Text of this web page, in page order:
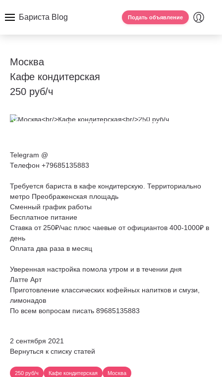
Бариста Blog Подать объявление
Москва
Кафе кондитерская
250 руб/ч
Telegram @
Телефон +79685135883
Требуется бариста в кафе кондитерскую. Территориально
метро Преображенская площадь
Сменный график работы
Бесплатное питание
Ставка от 250₽/час плюс чаевые от официантов 400-1000₽ в
день
Оплата два раза в месяц
Уверенная настройка помола утром и в течении дня
Латте Арт
Приготовление классических кофейных напитков и смузи,
лимонадов
По всем вопросам писать 89685135883
2 сентября 2021
Вернуться к списку статей
250 руб/ч Кафе кондитерская Москва